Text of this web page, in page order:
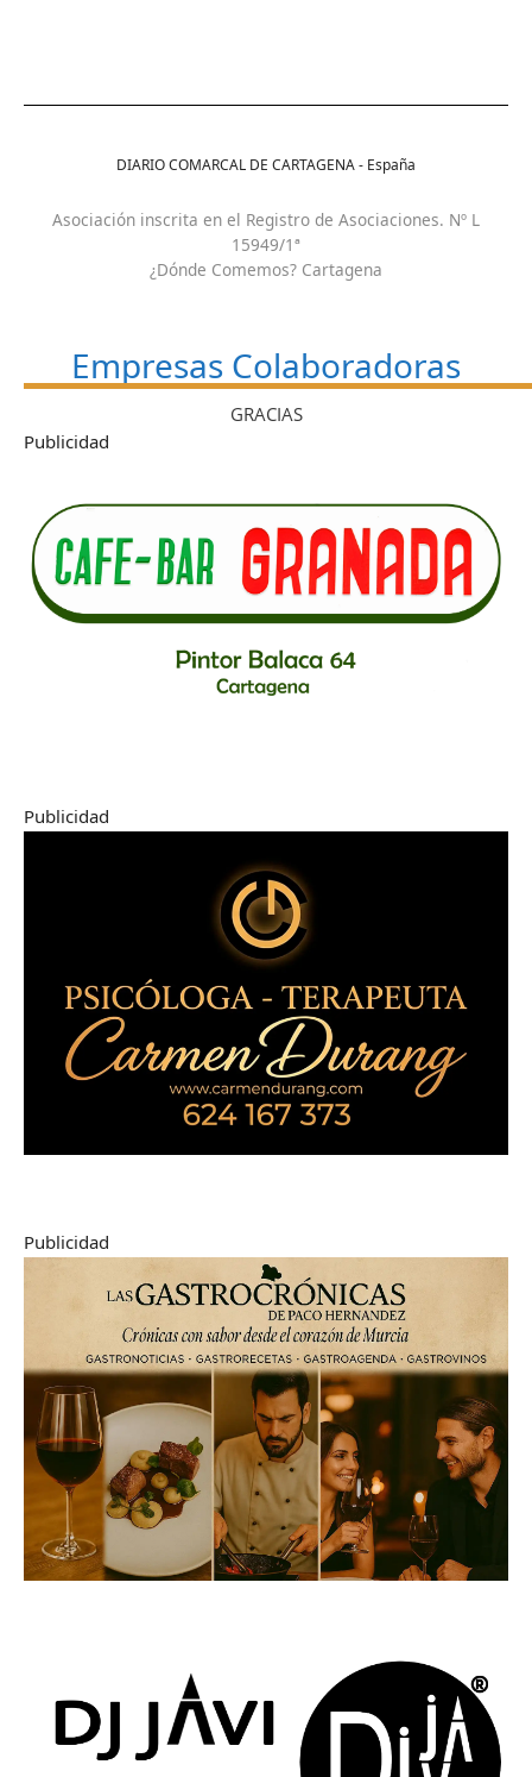
DIARIO COMARCAL DE CARTAGENA - España
Asociación inscrita en el Registro de Asociaciones. Nº L
15949/1ª
¿Dónde Comemos? Cartagena
Empresas Colaboradoras
GRACIAS
Publicidad
Publicidad
Publicidad